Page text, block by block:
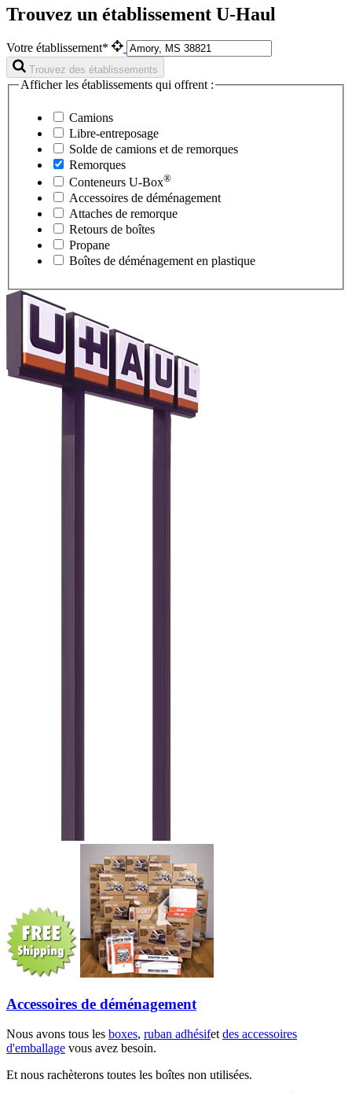
Trouvez un établissement U-Haul
Votre établissement*
Trouvez des établissements
Afficher les établissements qui offrent :
Camions
Libre-entreposage
Solde de camions et de remorques
Remorques
Conteneurs U-Box®
Accessoires de déménagement
Attaches de remorque
Retours de boîtes
Propane
Boîtes de déménagement en plastique
Accessoires de déménagement
Nous avons tous les boxes, ruban adhésifetdes accessoires
d'emballage vous avez besoin.
Et nous rachèterons toutes les boîtes non utilisées.